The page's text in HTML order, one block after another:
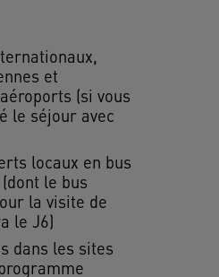
et
(si vous
le séjour avec
locaux en bus
le bus
la visite de
le J6)
dans les sites